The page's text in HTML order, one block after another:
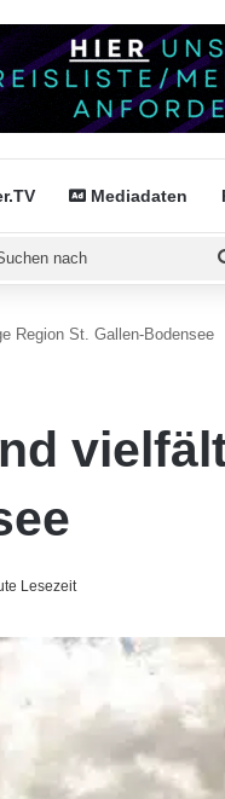
Mediadaten
umschalten
Region St. Gallen-Bodensee
Lesezeit